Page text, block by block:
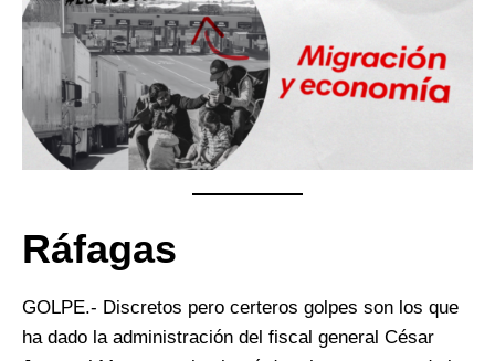
Ráfagas
GOLPE.- Discretos pero certeros golpes son los que
ha dado la administración del fiscal general César